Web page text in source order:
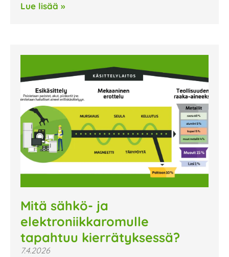
Lue lisää »
Mitä sähkö- ja
elektroniikkaromulle
tapahtuu kierrätyksessä?
7.4.2026